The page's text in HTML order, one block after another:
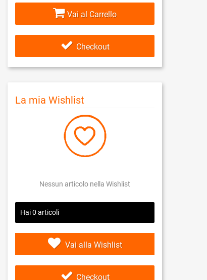
Vai al Carrello
Checkout
La mia Wishlist
Nessun articolo nella Wishlist
Hai0 articoli
Vai alla Wishlist
Checkout